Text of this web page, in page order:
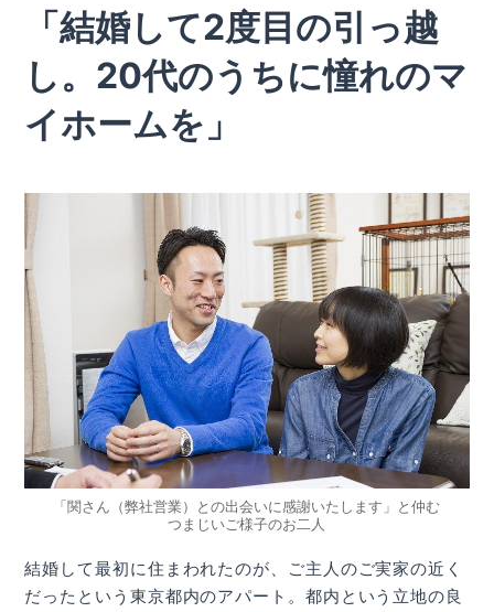
「結婚して2度目の引っ越
し。20代のうちに憧れのマ
イホームを」
結婚して最初に住まわれたのが、ご主人のご実家の近く
だったという東京都内のアパート。都内という立地の良
「関さん（弊社営業）との出会いに感謝いたします」と仲む
つまじいご様子のお二人